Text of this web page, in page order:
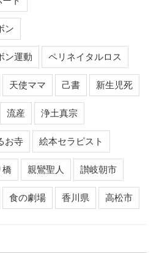
ン
ン運動 ペリネイタルロス
天使ママ 己書 新生児死
流産 浄土真宗
お寺 絵本セラピスト
橋 親鸞聖人 讃岐朝市
食の劇場 香川県 高松市